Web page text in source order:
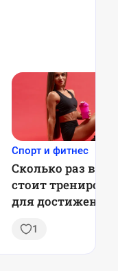
Спорт и фитнес
Сколько раз в
стоит
для достижения
рекомендации
1